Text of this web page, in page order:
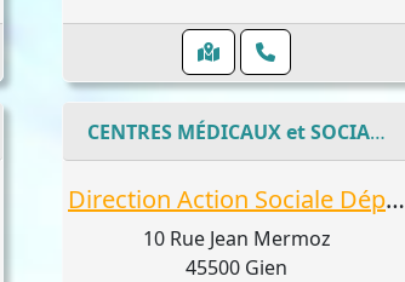
CENTRES MÉDICAUX et SOCIAUX
Direction Action Sociale Départementale
10 Rue Jean Mermoz
45500 Gien